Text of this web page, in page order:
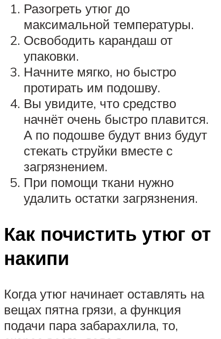
Разогреть утюг до
максимальной температуры.
Освободить карандаш от
упаковки.
Начните мягко, но быстро
протирать им подошву.
Вы увидите, что средство
начнёт очень быстро плавится.
А по подошве будут вниз будут
стекать струйки вместе с
загрязнением.
При помощи ткани нужно
удалить остатки загрязнения.
Как почистить утюг от
накипи
Когда утюг начинает оставлять на
вещах пятна грязи, а функция
подачи пара забарахлила, то,